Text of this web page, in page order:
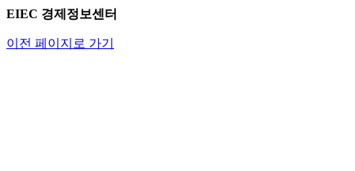
EIEC 경제정보센터
이전 페이지로 가기